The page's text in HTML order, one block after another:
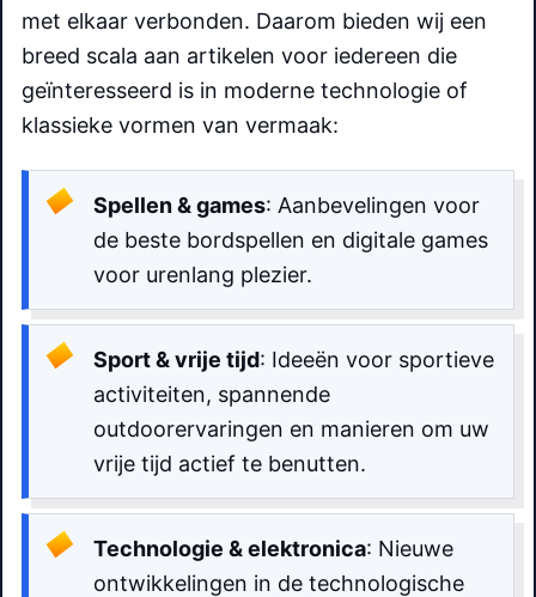
met elkaar verbonden. Daarom bieden wij een
breed scala aan artikelen voor iedereen die
geïnteresseerd is in moderne technologie of
klassieke vormen van vermaak:
Spellen & games: Aanbevelingen voor
de beste bordspellen en digitale games
voor urenlang plezier.
Sport & vrije tijd: Ideeën voor sportieve
activiteiten, spannende
outdoorervaringen en manieren om uw
vrije tijd actief te benutten.
Technologie & elektronica: Nieuwe
ontwikkelingen in de technologische